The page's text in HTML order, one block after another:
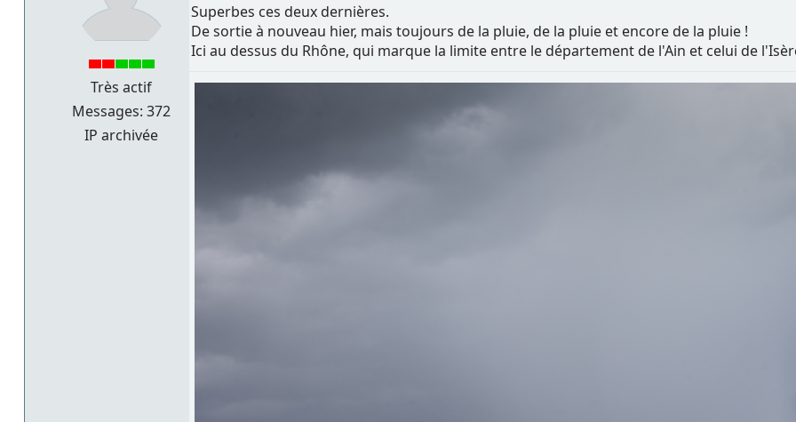
Très actif
Messages: 372
IP archivée
Superbes ces deux dernières.
De sortie à nouveau hier, mais toujours de la pluie, de la pluie et encore de la pluie !
Ici au dessus du Rhône, qui marque la limite entre le département de l'Ain et celui de